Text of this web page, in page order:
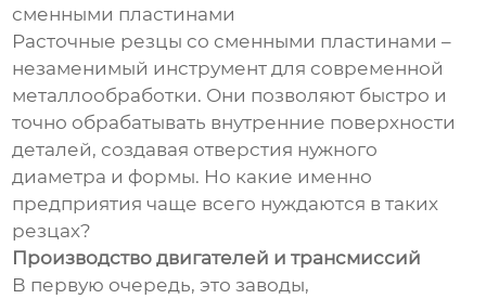
сменными пластинами
Расточные резцы со сменными пластинами –
незаменимый инструмент для современной
металлообработки. Они позволяют быстро и
точно обрабатывать внутренние поверхности
деталей, создавая отверстия нужного
диаметра и формы. Но какие именно
предприятия чаще всего нуждаются в таких
резцах?
Производство двигателей и трансмиссий
В первую очередь, это заводы,